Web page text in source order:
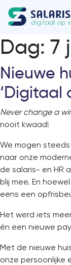
Dag: 7
Nieuwe
‘Digitaal
Never change a
nooit kwaad!
We mogen
naar onze
de salaris- en HR
blij mee. En
eens een
Het werd iets
én een nieuwe
Met de nieuwe
onze persoonlijke